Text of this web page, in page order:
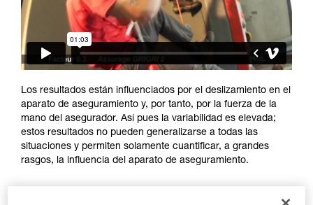
ejecutar estas técnicas, solo y con total
seguridad, antes de ejecutarlas de forma
autónoma.
Damos ejemplos de técnicas relacionadas con
su actividad. Pueden existir otras que no
Los resultados están influenciados por el deslizamiento en el
aparato de aseguramiento y, por tanto, por la fuerza de la
mano del asegurador. Así pues la variabilidad es elevada;
estos resultados no pueden generalizarse a todas las
situaciones y permiten solamente cuantificar, a grandes
rasgos, la influencia del aparato de aseguramiento.